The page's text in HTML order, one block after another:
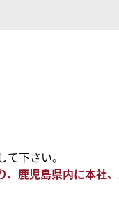
下さい。
、鹿児島県内に本社